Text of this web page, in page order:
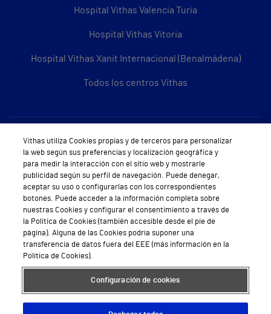
Hospital Vithas Valencia Turia
Hospital Vithas Vitoria
Hospital Vithas Xanit Internacional (Benalmádena)
Todos los centros Vithas
Sobre Vithas
Quiénes somos
Trabajar en Vithas
Teléfono Cita Médica
Teléfono Atención al Cliente
Política de seguridad y salud en el trabajo
Conoce a Supervita
Vithas utiliza Cookies propias y de terceros para personalizar
la web según sus preferencias y localización geográfica y
para medir la interacción con el sitio web y mostrarle
publicidad según su perfil de navegación. Puede denegar,
aceptar su uso o configurarlas con los correspondientes
botones. Puede acceder a la información completa sobre
nuestras Cookies y configurar el consentimiento a través de
la Política de Cookies (también accesible desde el pie de
página). Alguna de las Cookies podría suponer una
transferencia de datos fuera del EEE (más información en la
Política de Cookies).
Configuración de cookies